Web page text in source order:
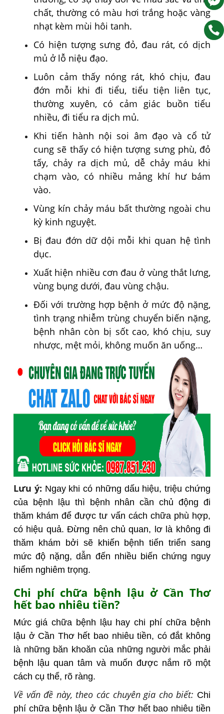
chất, thường có màu hơi trắng hoặc vàng
nhạt kèm mùi hôi tanh.
Có hiện tượng sưng đỏ, đau rát, có dịch
mủ ở lỗ niệu đạo.
Luôn cảm thấy nóng rát, khó chịu, đau
đớn mỗi khi đi tiểu, tiểu tiện liên tục,
thường xuyên, có cảm giác buồn tiểu
nhiều, đi tiểu ra dịch mủ.
Khi tiến hành nội soi âm đạo và cổ tử
cung sẽ thấy có hiện tượng sưng phù, đỏ
tấy, chảy ra dịch mủ, dễ chảy máu khi
chạm vào, có nhiều mảng khí hư bám
vào.
Vùng kín chảy máu bất thường ngoài chu
kỳ kinh nguyệt.
Bị đau đớn dữ dội mỗi khi quan hệ tình
dục.
Xuất hiện nhiều cơn đau ở vùng thắt lưng,
vùng bụng dưới, đau vùng chậu.
Đối với trường hợp bệnh ở mức độ nặng,
tình trạng nhiễm trùng chuyển biến nặng,
bệnh nhân còn bị sốt cao, khó chịu, suy
nhược, mệt mỏi, không muốn ăn uống…
Lưu ý: Ngay khi có những dấu hiệu, triệu chứng
của bệnh lậu thì bệnh nhân cần chủ động đi
thăm khám để được tư vấn cách chữa phù hợp,
có hiệu quả. Đừng nên chủ quan, lơ là không đi
thăm khám bởi sẽ khiến bệnh tiến triển sang
mức độ nặng, dẫn đến nhiều biến chứng nguy
hiểm nghiêm trọng.
Chi phí chữa bệnh lậu ở Cần Thơ
hết bao nhiêu tiền?
Mức giá chữa bệnh lậu hay chi phí chữa bệnh
lậu ở Cần Thơ hết bao nhiêu tiền, có đắt không
là những băn khoăn của những người mắc phải
bệnh lậu quan tâm và muốn được nắm rõ một
cách cụ thể, rõ ràng.
Về vấn đề này, theo các chuyên gia cho biết: Chi
phí chữa bệnh lậu ở Cần Thơ hết bao nhiêu tiền